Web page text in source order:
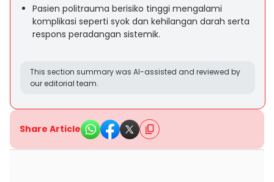
Pasien politrauma berisiko tinggi mengalami
komplikasi seperti syok dan kehilangan darah serta
respons peradangan sistemik.
This section summary was AI-assisted and reviewed by
our editorial team.
Share Article